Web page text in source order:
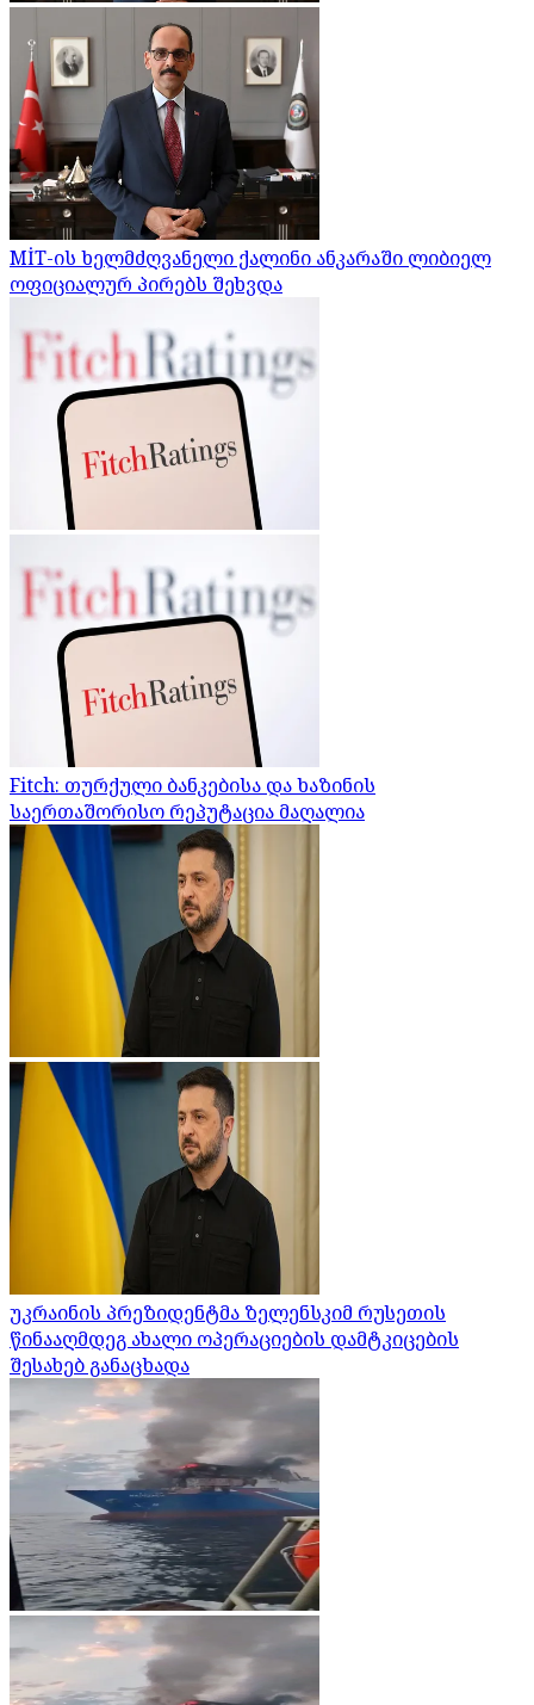
MİT-ის ხელმძღვანელი ქალინი ანკარაში ლიბიელ
ოფიციალურ პირებს შეხვდა
Fitch: თურქული ბანკებისა და ხაზინის
საერთაშორისო რეპუტაცია მაღალია
უკრაინის პრეზიდენტმა ზელენსკიმ რუსეთის
წინააღმდეგ ახალი ოპერაციების დამტკიცების
შესახებ განაცხადა